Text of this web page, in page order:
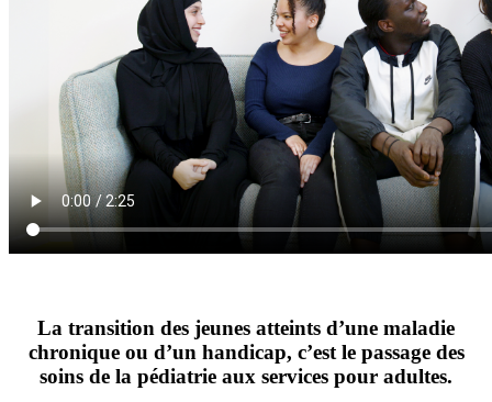
La transition des jeunes atteints d’une maladie
chronique ou d’un handicap, c’est le passage des
soins de la pédiatrie aux services pour adultes.